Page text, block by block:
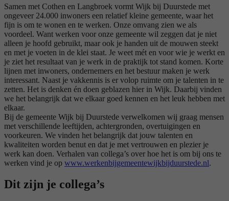
Samen met Cothen en Langbroek vormt Wijk bij Duurstede met
ongeveer 24.000 inwoners een relatief kleine gemeente, waar het
fijn is om te wonen en te werken. Onze omvang zien we als
voordeel. Want werken voor onze gemeente wil zeggen dat je niet
alleen je hoofd gebruikt, maar ook je handen uit de mouwen steekt
en met je voeten in de klei staat. Je weet mét en voor wie je werkt en
je ziet het resultaat van je werk in de praktijk tot stand komen. Korte
lijnen met inwoners, ondernemers en het bestuur maken je werk
interessant. Naast je vakkennis is er volop ruimte om je talenten in te
zetten. Het is denken én doen geblazen hier in Wijk. Daarbij vinden
we het belangrijk dat we elkaar goed kennen en het leuk hebben met
elkaar.
Bij de gemeente Wijk bij Duurstede verwelkomen wij graag mensen
met verschillende leeftijden, achtergronden, overtuigingen en
voorkeuren. We vinden het belangrijk dat jouw talenten en
kwaliteiten worden benut en dat je met vertrouwen en plezier je
werk kan doen. Verhalen van collega’s over hoe het is om bij ons te
werken vind je op www.werkenbijgemeentewijkbijduurstede.nl.
Dit zijn je collega’s